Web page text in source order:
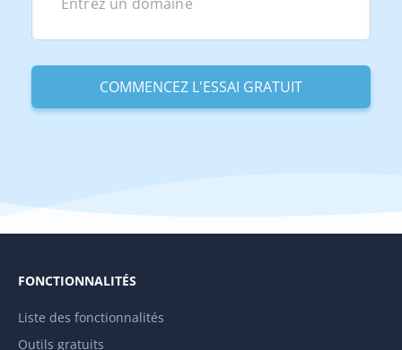
FONCTIONNALITÉS
Liste des fonctionnalités
Outils gratuits